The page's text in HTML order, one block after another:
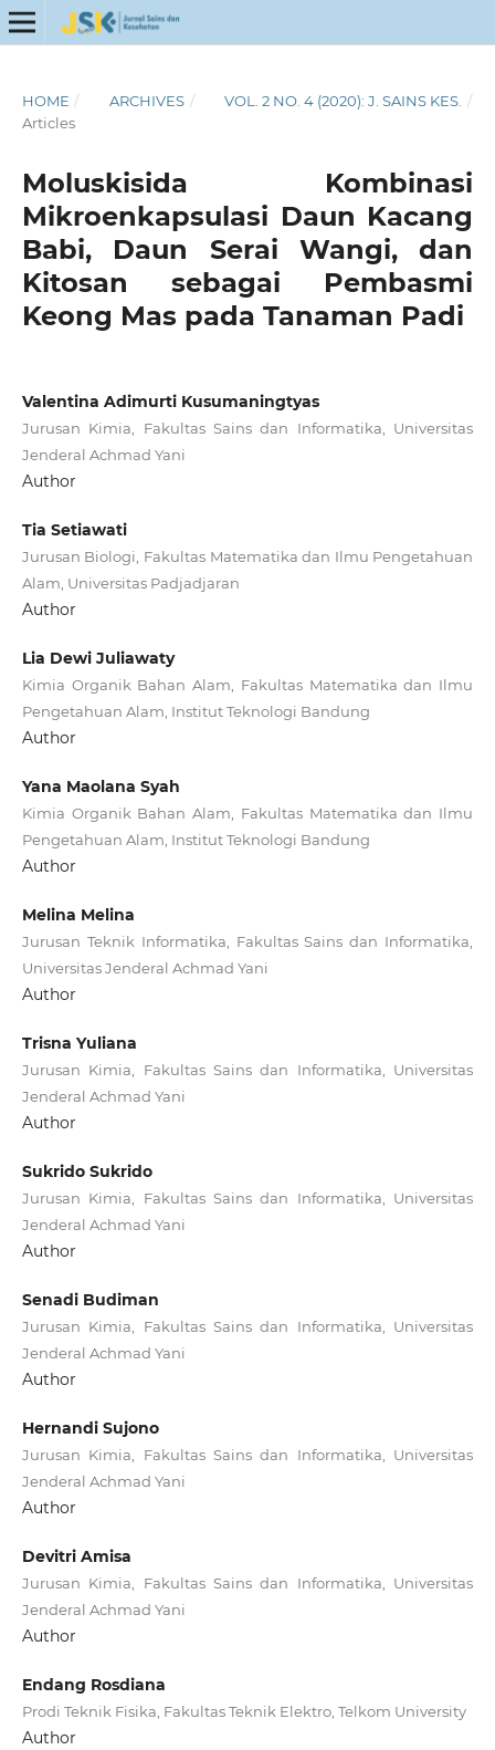
HOME / ARCHIVES / VOL. 2 NO. 4 (2020): J. SAINS KES. /
Articles
Moluskisida Kombinasi
Mikroenkapsulasi Daun Kacang
Babi, Daun Serai Wangi, dan
Kitosan sebagai Pembasmi
Keong Mas pada Tanaman Padi
Valentina Adimurti Kusumaningtyas
Jurusan Kimia, Fakultas Sains dan Informatika, Universitas
Jenderal Achmad Yani
Author
Tia Setiawati
Jurusan Biologi, Fakultas Matematika dan Ilmu Pengetahuan
Alam, Universitas Padjadjaran
Author
Lia Dewi Juliawaty
Kimia Organik Bahan Alam, Fakultas Matematika dan Ilmu
Pengetahuan Alam, Institut Teknologi Bandung
Author
Yana Maolana Syah
Kimia Organik Bahan Alam, Fakultas Matematika dan Ilmu
Pengetahuan Alam, Institut Teknologi Bandung
Author
Melina Melina
Jurusan Teknik Informatika, Fakultas Sains dan Informatika,
Universitas Jenderal Achmad Yani
Author
Trisna Yuliana
Jurusan Kimia, Fakultas Sains dan Informatika, Universitas
Jenderal Achmad Yani
Author
Sukrido Sukrido
Jurusan Kimia, Fakultas Sains dan Informatika, Universitas
Jenderal Achmad Yani
Author
Senadi Budiman
Jurusan Kimia, Fakultas Sains dan Informatika, Universitas
Jenderal Achmad Yani
Author
Hernandi Sujono
Jurusan Kimia, Fakultas Sains dan Informatika, Universitas
Jenderal Achmad Yani
Author
Devitri Amisa
Jurusan Kimia, Fakultas Sains dan Informatika, Universitas
Jenderal Achmad Yani
Author
Endang Rosdiana
Prodi Teknik Fisika, Fakultas Teknik Elektro, Telkom University
Author